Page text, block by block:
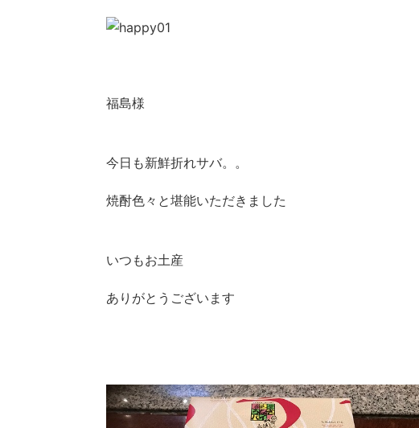
福島様
今日も新鮮折れサバ。。
焼酎色々と堪能いただきました
いつもお土産
ありがとうございます